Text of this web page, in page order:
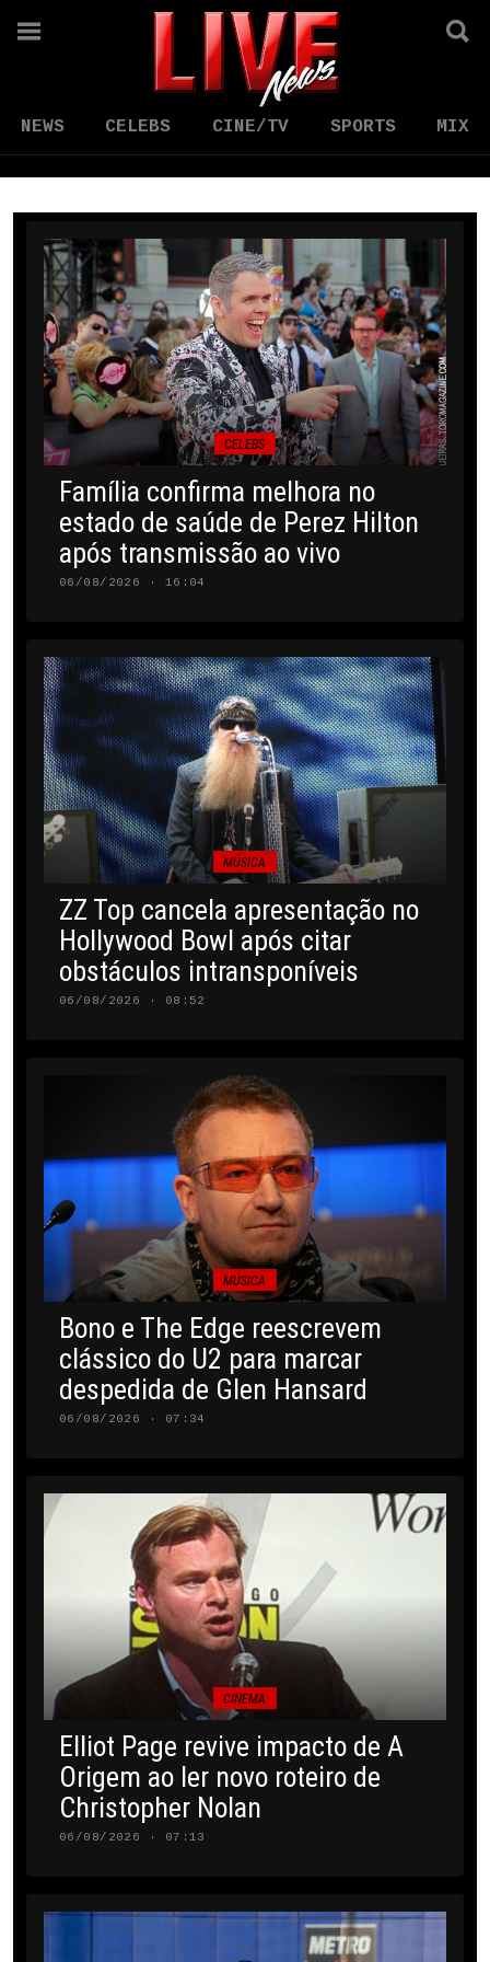
NEWS CELEBS CINE/TV SPORTS MIX
CELEBS
Família confirma melhora no
estado de saúde de Perez Hilton
após transmissão ao vivo
06/08/2026 · 16:04
MÚSICA
ZZ Top cancela apresentação no
Hollywood Bowl após citar
obstáculos intransponíveis
06/08/2026 · 08:52
MÚSICA
Bono e The Edge reescrevem
clássico do U2 para marcar
despedida de Glen Hansard
06/08/2026 · 07:34
CINEMA
Elliot Page revive impacto de A
Origem ao ler novo roteiro de
Christopher Nolan
06/08/2026 · 07:13